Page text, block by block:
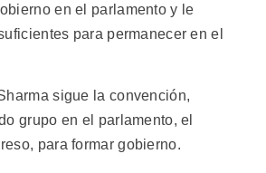
en el parlamento y le
para permanecer en el
sigue la convención,
grupo en el parlamento, el
para formar gobierno.